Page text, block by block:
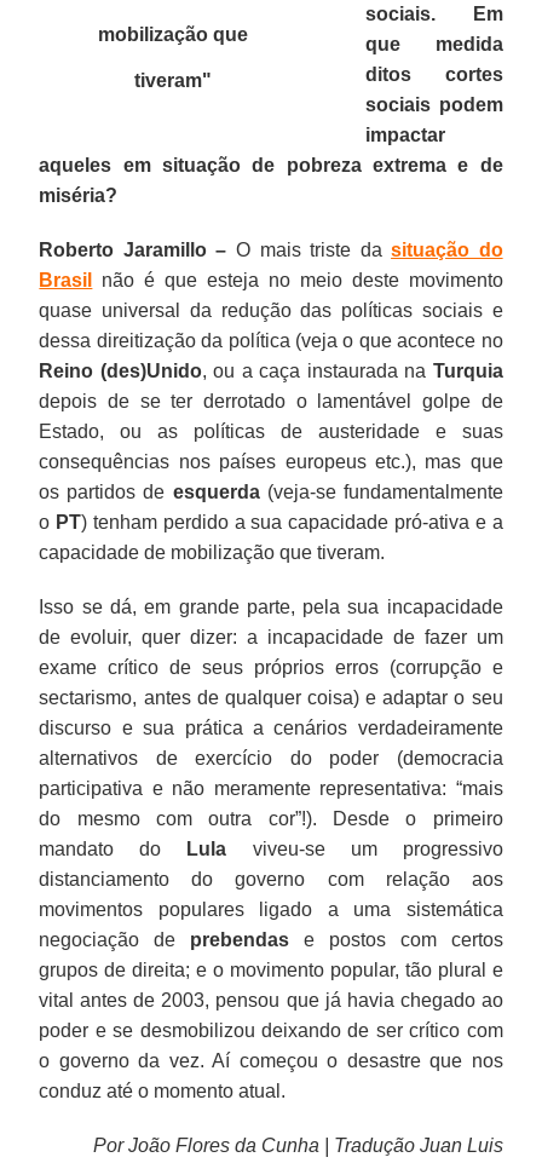
mobilização que
tiveram"
sociais. Em
que medida
ditos cortes
sociais podem
impactar
aqueles em situação de pobreza extrema e de
miséria?
Roberto Jaramillo – O mais triste dasituação do
Brasil
não é que esteja no meio deste movimento
quase universal da redução das políticas sociais e
dessa direitização da política (veja o que acontece no
Reino (des)Unido, ou a caça instaurada na Turquia
depois de se ter derrotado o lamentável golpe de
Estado, ou as políticas de austeridade e suas
consequências nos países europeus etc.), mas que
os partidos de esquerda(veja-se fundamentalmente
o PT) tenham perdido a sua capacidade pró-ativa e a
capacidade de mobilização que tiveram.
Isso se dá, em grande parte, pela sua incapacidade
de evoluir, quer dizer: a incapacidade de fazer um
exame crítico de seus próprios erros (corrupção e
sectarismo, antes de qualquer coisa) e adaptar o seu
discurso e sua prática a cenários verdadeiramente
alternativos de exercício do poder (democracia
participativa e não meramente representativa: “mais
do mesmo com outra cor”!). Desde o primeiro
mandato do
Lula viveu-se um progressivo
distanciamento do governo com relação aos
movimentos populares ligado a uma sistemática
negociação de prebendas e postos com certos
grupos de direita; e o movimento popular, tão plural e
vital antes de 2003, pensou que já havia chegado ao
poder e se desmobilizou deixando de ser crítico com
o governo da vez. Aí começou o desastre que nos
conduz até o momento atual.
Por João Flores da Cunha | Tradução Juan Luis